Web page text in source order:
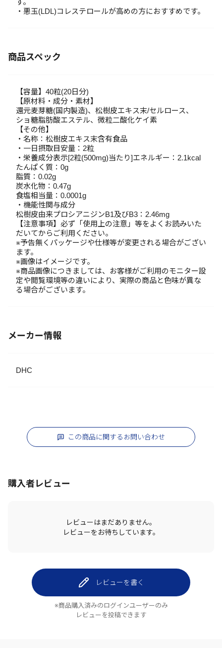
す。
・悪玉(LDL)コレステロールが高めの方におすすめです。
商品スペック
【容量】40粒(20日分)
【原材料・成分・素材】
還元麦芽糖(国内製造)、松樹皮エキス末/セルロース、
ショ糖脂肪酸エステル、微粒二酸化ケイ素
【その他】
・名称：松樹皮エキス末含有食品
・一日摂取目安量：2粒
・栄養成分表示[2粒(500mg)当たり]エネルギー：2.1kcal
たんぱく質：0g
脂質：0.02g
炭水化物：0.47g
食塩相当量：0.0001g
・機能性関与成分
松樹皮由来プロシアニジンB1及びB3：2.46mg
【注意事項】必ず「使用上の注意」等をよくお読みいた
だいてからご利用ください。
※予告無くパッケージや仕様等が変更される場合がござい
ます。
※画像はイメージです。
※商品画像につきましては、お客様がご利用のモニター設
定や閲覧環境等の違いにより、実際の商品と色味が異な
る場合がございます。
メーカー情報
DHC
この商品に関するお問い合わせ
購入者レビュー
レビューはまだありません。
レビューをお待ちしています。
レビューを書く
※商品購入済みのログインユーザーのみ
レビューを投稿できます